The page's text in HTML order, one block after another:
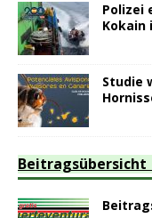
Polizei
Kokain
Studie
Beitragsübersicht